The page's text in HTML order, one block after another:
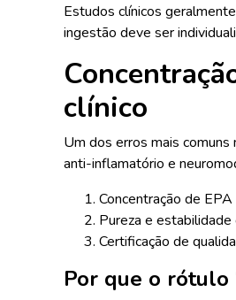
Estudos clínicos
ingestão deve ser
clínico
Um dos erros mais
anti-inflamatório e
Concentração de
Pureza e
Certificação de
Por que o rótulo